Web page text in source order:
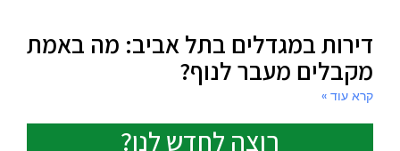
דירות במגדלים בתל אביב: מה באמת
מקבלים מעבר לנוף?
קרא עוד »
רוצה לחדש לנו?